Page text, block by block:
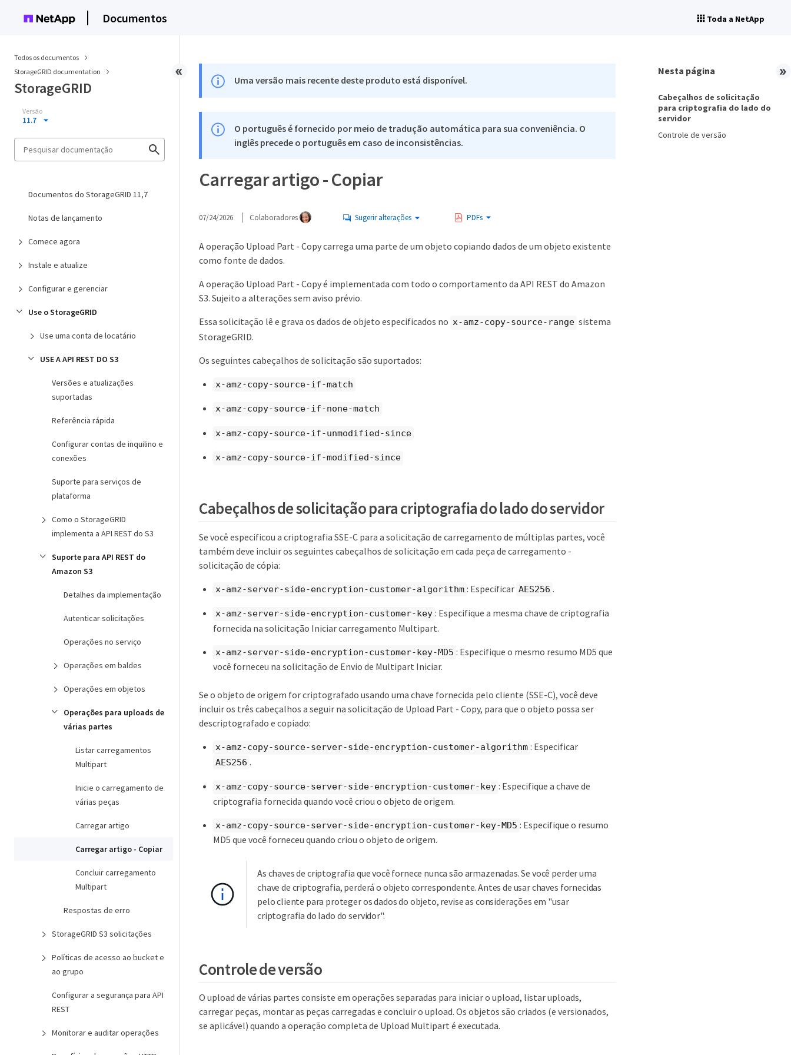
Documentos Toda a NetApp
Todos os documentos
StorageGRID documentation
StorageGRID
Versão
11.7
Documentos do StorageGRID 11,7
Notas de lançamento
Comece agora
Instale e atualize
Configurar e gerenciar
Use o StorageGRID
Use uma conta de locatário
USE A API REST DO S3
Versões e atualizações
suportadas
Referência rápida
Configurar contas de inquilino e
conexões
Suporte para serviços de
plataforma
Como o StorageGRID
implementa a API REST do S3
Suporte para API REST do
Amazon S3
Detalhes da implementação
Autenticar solicitações
Operações no serviço
Operações em baldes
Operações em objetos
Operações para uploads de
várias partes
Listar carregamentos
Multipart
Inicie o carregamento de
várias peças
Carregar artigo
Carregar artigo - Copiar
Concluir carregamento
Multipart
Respostas de erro
StorageGRID S3 solicitações
Políticas de acesso ao bucket e
ao grupo
Configurar a segurança para API
REST
Monitorar e auditar operações
Uma versão mais recente deste produto está disponível.
O português é fornecido por meio de tradução automática para sua conveniência. O
inglês precede o português em caso de inconsistências.
Carregar artigo - Copiar
07/24/2026 Colaboradores Sugerir alterações PDFs
A operação Upload Part - Copy carrega uma parte de um objeto copiando dados de um objeto existente
como fonte de dados.
A operação Upload Part - Copy é implementada com todo o comportamento da API REST do Amazon
S3. Sujeito a alterações sem aviso prévio.
Essa solicitação lê e grava os dados de objeto especificados no x-amz-copy-source-range sistema
StorageGRID.
Os seguintes cabeçalhos de solicitação são suportados:
x-amz-copy-source-if-match
x-amz-copy-source-if-none-match
x-amz-copy-source-if-unmodified-since
x-amz-copy-source-if-modified-since
Cabeçalhos de solicitação para criptografia do lado do servidor
Se você especificou a criptografia SSE-C para a solicitação de carregamento de múltiplas partes, você
também deve incluir os seguintes cabeçalhos de solicitação em cada peça de carregamento -
solicitação de cópia:
x-amz-server-side-encryption-customer-algorithm : Especificar AES256 .
x-amz-server-side-encryption-customer-key : Especifique a mesma chave de criptografia
fornecida na solicitação Iniciar carregamento Multipart.
x-amz-server-side-encryption-customer-key-MD5 : Especifique o mesmo resumo MD5 que
você forneceu na solicitação de Envio de Multipart Iniciar.
Se o objeto de origem for criptografado usando uma chave fornecida pelo cliente (SSE-C), você deve
incluir os três cabeçalhos a seguir na solicitação de Upload Part - Copy, para que o objeto possa ser
descriptografado e copiado:
x-amz-copy-source​-server-side​-encryption​-customer-algorithm : Especificar
AES256 .
x-amz-copy-source​-server-side-encryption-customer-key : Especifique a chave de
criptografia fornecida quando você criou o objeto de origem.
x-amz-copy-source​-server-side-encryption-customer-key-MD5 : Especifique o resumo
MD5 que você forneceu quando criou o objeto de origem.
As chaves de criptografia que você fornece nunca são armazenadas. Se você perder uma
chave de criptografia, perderá o objeto correspondente. Antes de usar chaves fornecidas
pelo cliente para proteger os dados do objeto, revise as considerações em "usar
criptografia do lado do servidor".
Controle de versão
O upload de várias partes consiste em operações separadas para iniciar o upload, listar uploads,
carregar peças, montar as peças carregadas e concluir o upload. Os objetos são criados (e versionados,
se aplicável) quando a operação completa de Upload Multipart é executada.
Nesta página
Cabeçalhos de solicitação
para criptografia do lado do
servidor
Controle de versão